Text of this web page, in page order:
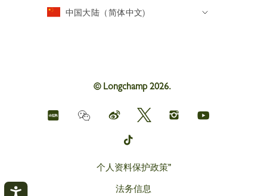
中国大陆（简体中文)
© Longchamp 2026.
Longchamp
on
WeichatLongchamp
on
Longchamp
on
Longchamp
on
Longchamp
on
Longchamp
on
tok
个人资料保护政策"
法务信息